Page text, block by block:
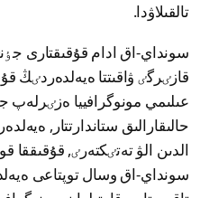
تالقىلاۋدا.
سونداي-اق ادام قۇقىقتارى
قازٸرگٸ ۋاقىتتا ەيەلدەردٸڭ
عىلىمي مونوگرافييا ەزٸرلەپ
حالىقارالىق ستاندارتتار,
الدىن الۋ تەتٸكتەرٸ,
سونداي-اق وسال توپتاعى